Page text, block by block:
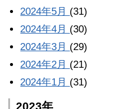
2024年5月 (31)
2024年4月 (30)
2024年3月 (29)
2024年2月 (21)
2024年1月 (31)
2023年